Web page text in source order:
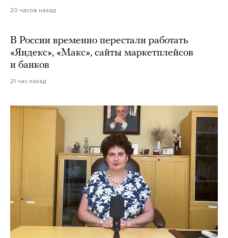
20 часов назад
В России временно перестали работать
«Яндекс», «Макс», сайты маркетплейсов
и банков
21 час назад